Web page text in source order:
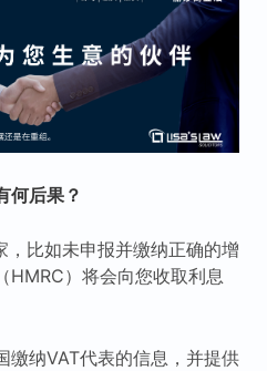
何后果？
，比如未申报并缴纳正确的增
HMRC）将会向您收取利息
缴纳VAT代表的信息，并提供